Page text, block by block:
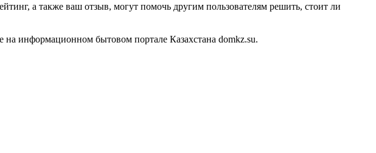
а также ваш отзыв, могут помочь другим пользователям решить, стоит ли
информационном бытовом портале Казахстана domkz.su.